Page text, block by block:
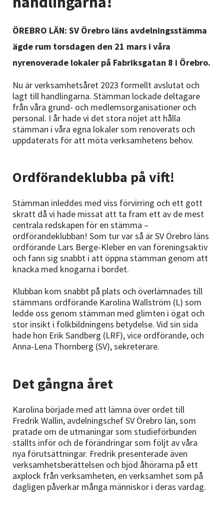
Nyheter
Avdelningar
ÖREBRO LÄN: SV Örebro läns avdelningsstämma
ägde rum torsdagen den 21 mars i våra
nyrenoverade lokaler på Fabriksgatan 8 i Örebro.
Nu är verksamhetsåret 2023 formellt avslutat och
lagt till handlingarna. Stämman lockade deltagare
från våra grund- och medlemsorganisationer och
personal. I år hade vi det stora nöjet att hålla
stämman i våra egna lokaler som renoverats och
uppdaterats för att möta verksamhetens behov.
Ordförandeklubba på vift!
Stämman inleddes med viss förvirring och ett gott
skratt då vi hade missat att ta fram ett av de mest
centrala redskapen för en stämma –
ordförandeklubban! Som tur var så är SV Örebro läns
ordförande Lars Berge-Kleber en van föreningsaktiv
och fann sig snabbt i att öppna stämman genom att
knacka med knogarna i bordet.
Klubban kom snabbt på plats och överlämnades till
stämmans ordförande Karolina Wallström (L) som
ledde oss genom stämman med glimten i ögat och
stor insikt i folkbildningens betydelse. Vid sin sida
hade hon Erik Sandberg (LRF), vice ordförande, och
Anna-Lena Thornberg (SV), sekreterare.
Det gångna året
Karolina började med att lämna över ordet till
Fredrik Wallin, avdelningschef SV Örebro län, som
pratade om de utmaningar som studieförbunden
ställts inför och de förändringar som följt av våra
nya förutsättningar. Fredrik presenterade även
verksamhetsberättelsen och bjöd åhörarna på ett
axplock från verksamheten, en verksamhet som på
dagligen påverkar många människor i deras vardag.